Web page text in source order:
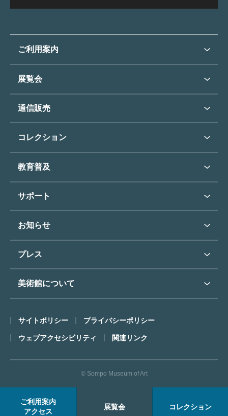
ご利用案内
アクセス
展覧会 コレクション
ご利用案内
ご利用案内トップ
開館時間・休館日
アクセス
団体のご利用について
バリアフリー／小さなお子様
フロアマップ
ミュージアムショップ
カフェ
展覧会
展覧会・イベントトップ
次回の展覧会
展覧会スケジュール
過去の展覧会
通信販売
通信販売トップ
コレクション
コレクショントップ
東郷青児
コレクションハイライト
教育普及
教育普及トップ
オンラインで美術鑑賞
博物館実習について
サポート
よくあるご質問
東郷⻘児作品著作権申請
お知らせ
お知らせトップ
プレス
プレスリリーストップ
美術館について
ごあいさつ
コンセプト
沿革
FACEアーカイブス
サイトポリシー プライバシーポリシー
ウェブアクセシビリティ 関連リンク
© Sompo Museum of Art